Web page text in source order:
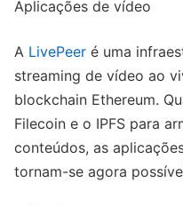
Aplicações de vídeo
A LivePeer é uma
streaming de vídeo ao
blockchain Ethereum.
Filecoin e o IPFS para
conteúdos, as
tornam-se agora